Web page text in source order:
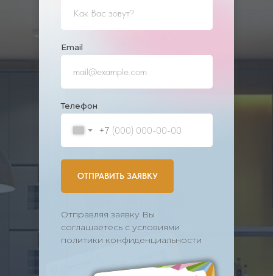
Еmail
Телефон
+7
ОТПРАВИТЬ ЗАЯВКУ
Отправляя заявку Вы
соглашаетесь с условиями
политики конфиденциальности